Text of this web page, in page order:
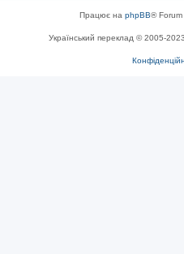
Працює на phpBB®
Український переклад © 2005-2023